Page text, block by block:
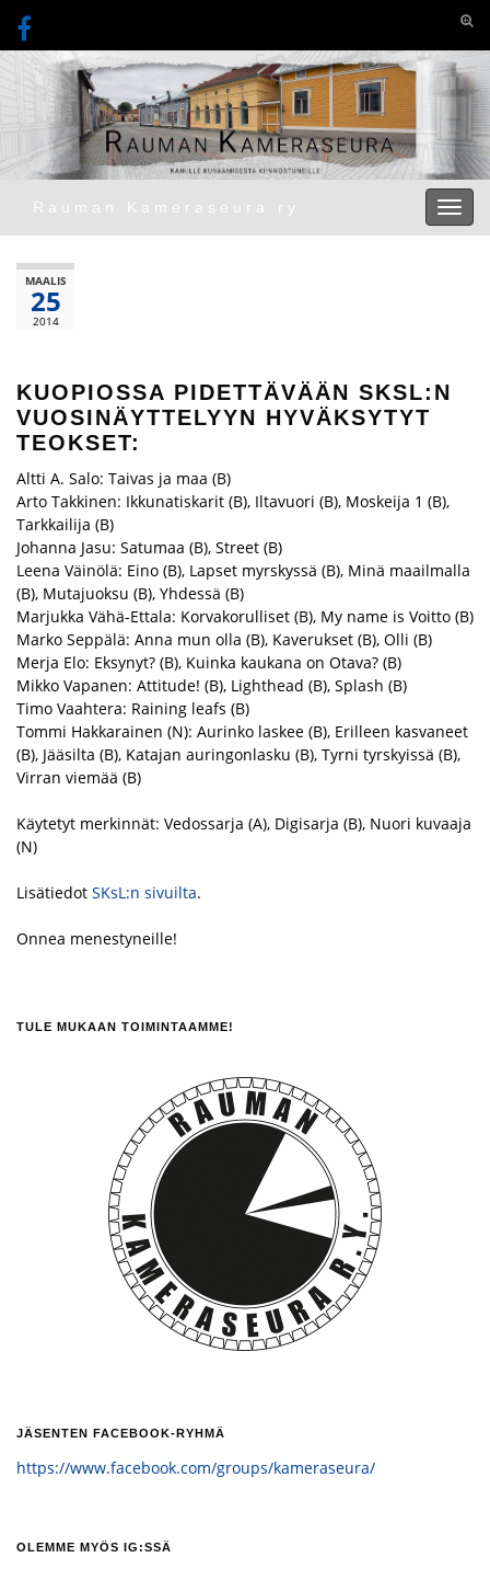
Rauman Kameraseura ry
MAALIS
25
2014
KUOPIOSSA PIDETTÄVÄÄN SKSL:N
VUOSINÄYTTELYYN HYVÄKSYTYT
TEOKSET:
Altti A. Salo: Taivas ja maa (B)
Arto Takkinen: Ikkunatiskarit (B), Iltavuori (B), Moskeija 1 (B),
Tarkkailija (B)
Johanna Jasu: Satumaa (B), Street (B)
Leena Väinölä: Eino (B), Lapset myrskyssä (B), Minä maailmalla
(B), Mutajuoksu (B), Yhdessä (B)
Marjukka Vähä-Ettala: Korvakorulliset (B), My name is Voitto (B)
Marko Seppälä: Anna mun olla (B), Kaverukset (B), Olli (B)
Merja Elo: Eksynyt? (B), Kuinka kaukana on Otava? (B)
Mikko Vapanen: Attitude! (B), Lighthead (B), Splash (B)
Timo Vaahtera: Raining leafs (B)
Tommi Hakkarainen (N): Aurinko laskee (B), Erilleen kasvaneet
(B), Jääsilta (B), Katajan auringonlasku (B), Tyrni tyrskyissä (B),
Virran viemää (B)
Käytetyt merkinnät: Vedossarja (A), Digisarja (B), Nuori kuvaaja
(N)
Lisätiedot SKsL:n sivuilta.
Onnea menestyneille!
TULE MUKAAN TOIMINTAAMME!
JÄSENTEN FACEBOOK-RYHMÄ
https://www.facebook.com/groups/kameraseura/
OLEMME MYÖS IG:SSÄ